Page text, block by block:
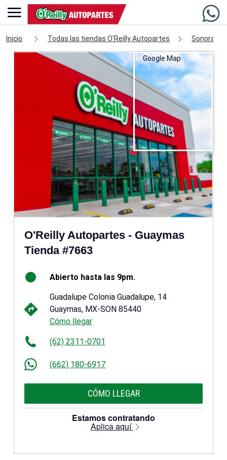
Inicio Todas las tiendas O'Reilly Autopartes Sonora
O'Reilly Autopartes - Guaymas
Tienda #7663
Abierto hasta las 9pm.
Guadalupe Colonia Guadalupe, 14
Guaymas, MX-SON 85440
Cómo llegar
(62) 2311-0701
(662) 180-6917
CÓMO LLEGAR
Estamos contratando
Aplica aquí